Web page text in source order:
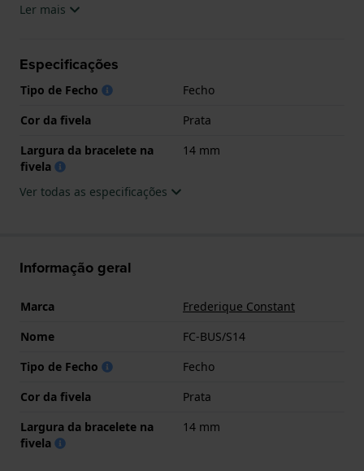
Ler mais
Especificações
Tipo de Fecho
Fecho
Cor da fivela
Prata
Largura da bracelete na
fivela
14 mm
Ver todas as especificações
Informação geral
Marca
Frederique Constant
Nome
FC-BUS/S14
Tipo de Fecho
Fecho
Cor da fivela
Prata
Largura da bracelete na
fivela
14 mm